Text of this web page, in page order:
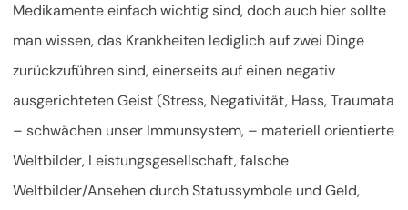
Medikamente einfach wichtig sind, doch auch hier sollte
man wissen, das Krankheiten lediglich auf zwei Dinge
zurückzuführen sind, einerseits auf einen negativ
ausgerichteten Geist (Stress, Negativität, Hass, Traumata
– schwächen unser Immunsystem, – materiell orientierte
Weltbilder, Leistungsgesellschaft, falsche
Weltbilder/Ansehen durch Statussymbole und Geld,